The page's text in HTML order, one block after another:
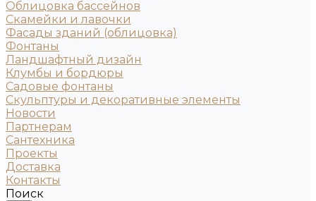
Облицовка бассейнов
Скамейки и лавочки
Фасады зданий (облицовка)
Фонтаны
Ландшафтный дизайн
Клумбы и бордюры
Садовые фонтаны
Скульптуры и декоративные элементы
Новости
Партнерам
Сантехника
Проекты
Доставка
Контакты
Поиск